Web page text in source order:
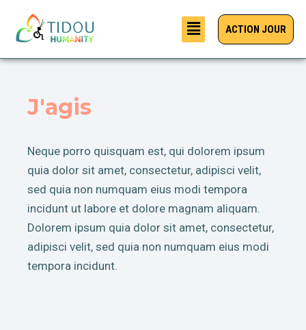
ACTION JOUR
J'agis
Neque porro quisquam est, qui dolorem ipsum
quia dolor sit amet, consectetur, adipisci velit,
sed quia non numquam eius modi tempora
incidunt ut labore et dolore magnam aliquam.
Dolorem ipsum quia dolor sit amet, consectetur,
adipisci velit, sed quia non numquam eius modi
tempora incidunt.